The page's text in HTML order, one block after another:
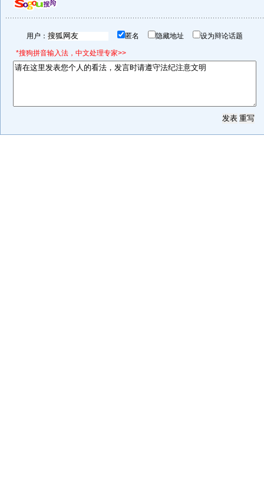
用户： 匿名 隐藏地址 设为辩论话题
*搜狗拼音输入法，中文处理专家>>